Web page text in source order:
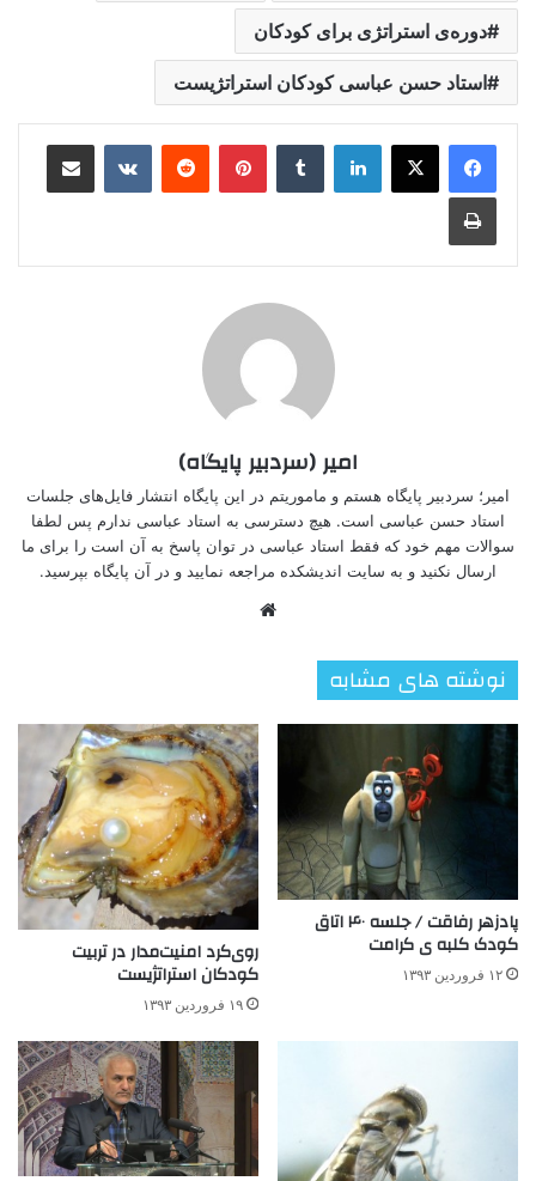
دوره‌ی استراتژی برای کودکان
استاد حسن عباسی کودکان استراتژیست
لینکدین ‫تامبلر ‫پین‌ترست‫رددیت ‫VKontakteاشتراک گذاری از طریق ایمیل
چاپ
امیر (سردبیر پایگاه)
امیر؛ سردبیر پایگاه هستم و ماموریتم در این پایگاه انتشار فایل‌های جلسات
استاد حسن عباسی است. هیچ دسترسی به استاد عباسی ندارم پس لطفا
سوالات مهم خود که فقط استاد عباسی در توان پاسخ به آن است را برای ما
ارسال نکنید و به سایت اندیشکده مراجعه نمایید و در آن پایگاه بپرسید.
نوشته های مشابه
پادزهر رفاقت / جلسه ۴۰ اتاق
کودک کلبه ی کرامت
۱۲ فروردین ۱۳۹۳
روی‌کرد امنيت‌مدار در تربیت
کودکان استراتژیست
۱۹ فروردین ۱۳۹۳